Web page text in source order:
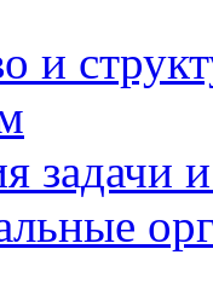
и
задачи